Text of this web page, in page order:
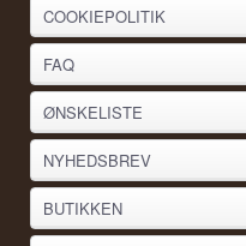
COOKIEPOLITIK
FAQ
ØNSKELISTE
NYHEDSBREV
BUTIKKEN